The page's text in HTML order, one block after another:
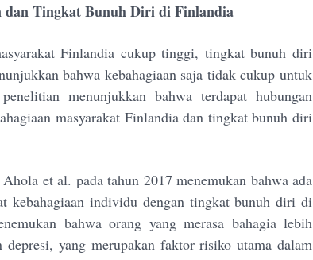
dan Tingkat Bunuh Diri di Finlandia
Finlandia cukup tinggi, tingkat bunuh diri
bahwa kebahagiaan saja tidak cukup untuk
menunjukkan bahwa terdapat hubungan
masyarakat Finlandia dan tingkat bunuh diri
et al. pada tahun 2017 menemukan bahwa ada
kebahagiaan individu dengan tingkat bunuh diri di
bahwa orang yang merasa bahagia lebih
depresi, yang merupakan faktor risiko utama dalam